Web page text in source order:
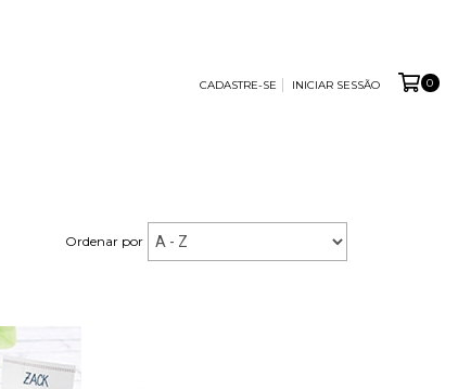
CADASTRE-SE INICIAR SESSÃO 0
Ordenar por